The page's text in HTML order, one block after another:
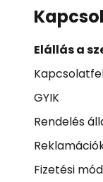
Elállás a
GYIK
Rendelés
Fizetési